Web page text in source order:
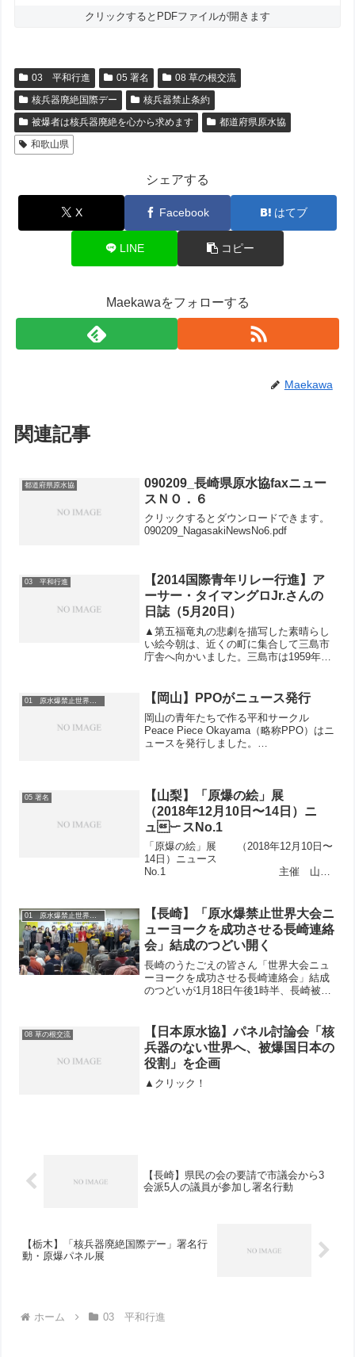
クリックするとPDFファイルが開きます
03 平和行進 05 署名
08 草の根交流
核兵器廃絶国際デー
核兵器禁止条約
被爆者は核兵器廃絶を心から求めます
都道府県原水協
和歌山県
シェアする
X Facebook はてブ
LINE コピー
Maekawaをフォローする
Maekawa
関連記事
都道府県原水協
090209_長崎県原水協faxニュー
スＮＯ．６
クリックするとダウンロードできます。
090209_NagasakiNewsNo6.pdf
03 平和行進
【2014国際青年リレー行進】ア
ーサー・タイマングロJr.さんの
日誌（5月20日）
▲第五福竜丸の悲劇を描写した素晴らし
い絵今朝は、近くの町に集合して三島市
庁舎へ向かいました。三島市は1959年に
いでいる多くの市長に敬意を表します。
残念ながら私の母国で...
01 原水爆禁止世界大会 【岡山】PPOがニュース発行
岡山の青年たちで作る平和サークル
Peace Piece Okayama（略称PPO）はニ
ュースを発行しました。
05 署名
【山梨】「原爆の絵」展
（2018年12月10日〜14日）ニ
ュースNo.1
「原爆の絵」展 （2018年12月10日〜
14日）ニュース
No.1 主催 山梨
護・連帯募金旬間」に呼応した、「原爆
の絵」展が始まりました。午...
01 原水爆禁止世界大会
【長崎】「原水爆禁止世界大会ニ
ューヨークを成功させる長崎連絡
会」結成のつどい開く
長崎のうたごえの皆さん「世界大会ニュ
ーヨークを成功させる長崎連絡会」結成
のつどいが1月18日午後1時半、長崎被災
の川野浩一さんは「世界各国、国連は核
兵器の危機と地球温...
08 草の根交流
【日本原水協】パネル討論会「核
兵器のない世界へ、被爆国日本の
役割」を企画
▲クリック！
【長崎】県民の会の要請で市議会から3
会派5人の議員が参加し署名行動
【栃木】「核兵器廃絶国際デー」署名行
動・原爆パネル展
ホーム 03 平和行進